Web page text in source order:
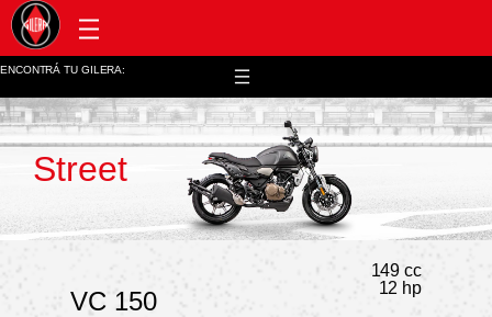
ENCONTRÁ TU GILERA:
Street
VC 150
149 cc
12 hp